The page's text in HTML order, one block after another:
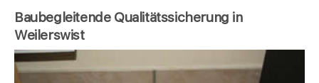
Baubegleitende Qualitätssicherung in
Weilerswist